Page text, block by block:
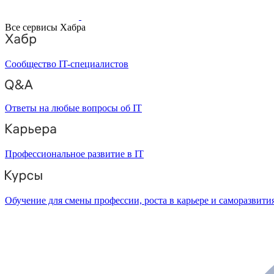
Все сервисы Хабра
Сообщество IT-специалистов
Ответы на любые вопросы об IT
Профессиональное развитие в IT
Обучение для смены профессии, роста в карьере и